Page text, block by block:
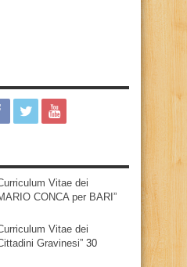
Vitae dei
CONCA per BARI”
Vitae dei
Gravinesi” 30